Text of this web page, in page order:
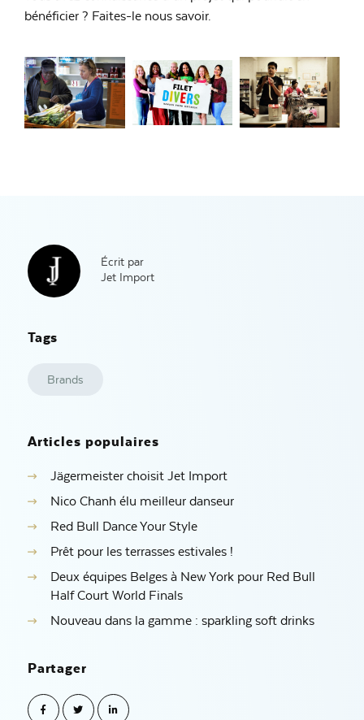
bénéficier ? Faites-le nous savoir.
Écrit par
Jet Import
Tags
Brands
Articles populaires
Jägermeister choisit Jet Import
Nico Chanh élu meilleur danseur
Red Bull Dance Your Style
Prêt pour les terrasses estivales !
Deux équipes Belges à New York pour Red Bull
Half Court World Finals
Nouveau dans la gamme : sparkling soft drinks
Partager